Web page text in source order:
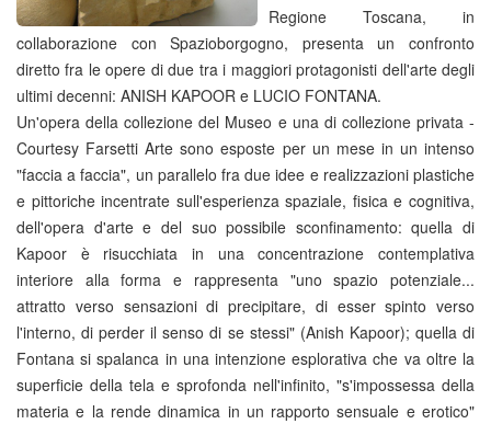
Regione Toscana, in
collaborazione con Spazioborgogno, presenta un confronto
diretto fra le opere di due tra i maggiori protagonisti dell'arte degli
ultimi decenni: ANISH KAPOOR e LUCIO FONTANA.
Un'opera della collezione del Museo e una di collezione privata -
Courtesy Farsetti Arte sono esposte per un mese in un intenso
"faccia a faccia", un parallelo fra due idee e realizzazioni plastiche
e pittoriche incentrate sull'esperienza spaziale, fisica e cognitiva,
dell'opera d'arte e del suo possibile sconfinamento: quella di
Kapoor è risucchiata in una concentrazione contemplativa
interiore alla forma e rappresenta "uno spazio potenziale...
attratto verso sensazioni di precipitare, di esser spinto verso
l'interno, di perder il senso di se stessi" (Anish Kapoor); quella di
Fontana si spalanca in una intenzione esplorativa che va oltre la
superficie della tela e sprofonda nell'infinito, "s'impossessa della
materia e la rende dinamica in un rapporto sensuale e erotico"